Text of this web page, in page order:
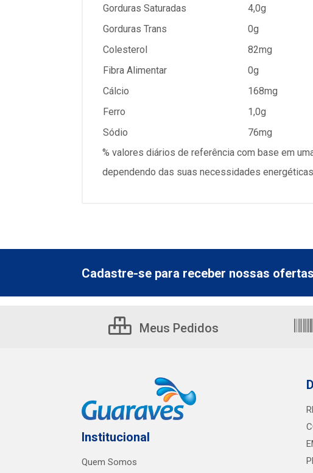
Gorduras Saturadas
4,0g
Gorduras Trans
0g
Colesterol
82mg
Fibra Alimentar
0g
Cálcio
168mg
Ferro
1,0g
Sódio
76mg
% valores diários de referência com base em
dependendo das suas necessidades
Cadastre-se para receber nossas
Meus Pedidos
Institucional
Quem Somos